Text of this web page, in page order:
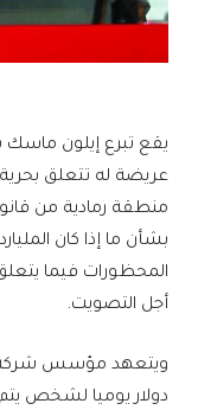
يقع تبرع إيلون ماسك
عريضة له تتعلق
منطقة رمادية من قانون
بشأن ما إذا كان
المحظورات فيما
أجل التصويت.
ويتعهد مؤسس شركة
دولار يوميا لشخص